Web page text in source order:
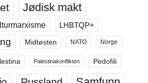
Jødisk makt
LHBTQP+
Midtøsten NATO Norge
Palestinakonflikten Pedofili